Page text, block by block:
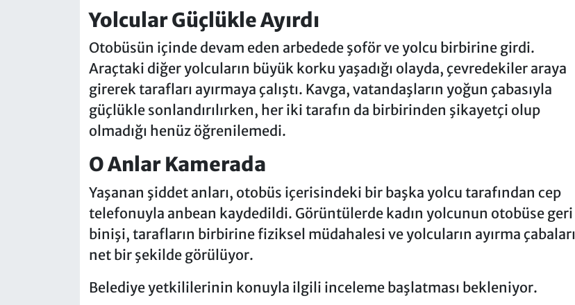
Yolcular Güçlükle Ayırdı
Otobüsün içinde devam eden arbedede şoför ve yolcu birbirine girdi.
Araçtaki diğer yolcuların büyük korku yaşadığı olayda, çevredekiler araya
girerek tarafları ayırmaya çalıştı. Kavga, vatandaşların yoğun çabasıyla
güçlükle sonlandırılırken, her iki tarafın da birbirinden şikayetçi olup
olmadığı henüz öğrenilemedi.
O Anlar Kamerada
Yaşanan şiddet anları, otobüs içerisindeki bir başka yolcu tarafından cep
telefonuyla anbean kaydedildi. Görüntülerde kadın yolcunun otobüse geri
binişi, tarafların birbirine fiziksel müdahalesi ve yolcuların ayırma çabaları
net bir şekilde görülüyor.
Belediye yetkililerinin konuyla ilgili inceleme başlatması bekleniyor.